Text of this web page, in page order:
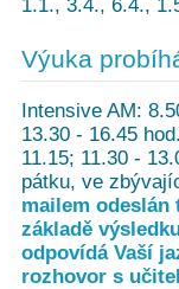
1.1., 3.4., 6.4.,
Výuka
Intensive AM:
13.30 - 16.45
11.15; 11.30 -
pátku, ve
mailem
základě
odpovídá Vaší
rozhovor s